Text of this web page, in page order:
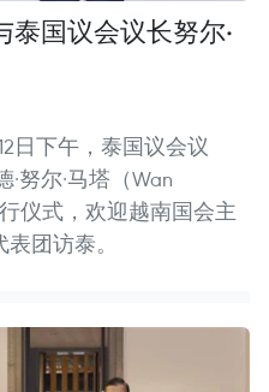
国议会议长努尔·
日下午，泰国议会议
努尔·马塔（Wan
仪式，欢迎越南国会主
团访泰。